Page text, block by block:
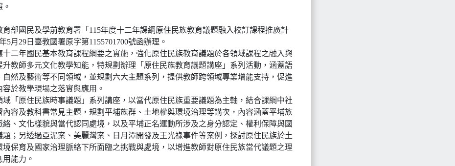
育部國民及學前教育署「115年度十二年課綱原住民族教育議題融入校訂課程推廣計
5月29日臺教國署原字第1155701700號函辦理。
十二年國民基本教育課程綱要之實施，強化原住民族教育議題於各領域課程之融入與
升教師多元文化教學知能，特規劃辦理「原住民族教育議題講座」系列活動，涵蓋語
自然及藝術等不同領域，並規劃六大主題系列，提供教師跨領域專業增能支持，促進
容於教學現場之落實與應用。
域「原住民族時事議題」系列講座，以當代原住民族重要議題為主軸，結合課綱中社
內容及教科書常見主題，規劃平埔族群、土地權與環境治理等講次，內容涵蓋平埔族
絡、文化樣貌與當代認同處境，以及平埔正名運動所涉及之身分認定、權利保障與國
題；另透過亞泥案、美麗灣案、日月潭開發及王光祿事件等案例，探討原住民族於土
境保育及國家治理脈絡下所面臨之挑戰與處境，以增進教師對原住民族當代議題之理
能力。